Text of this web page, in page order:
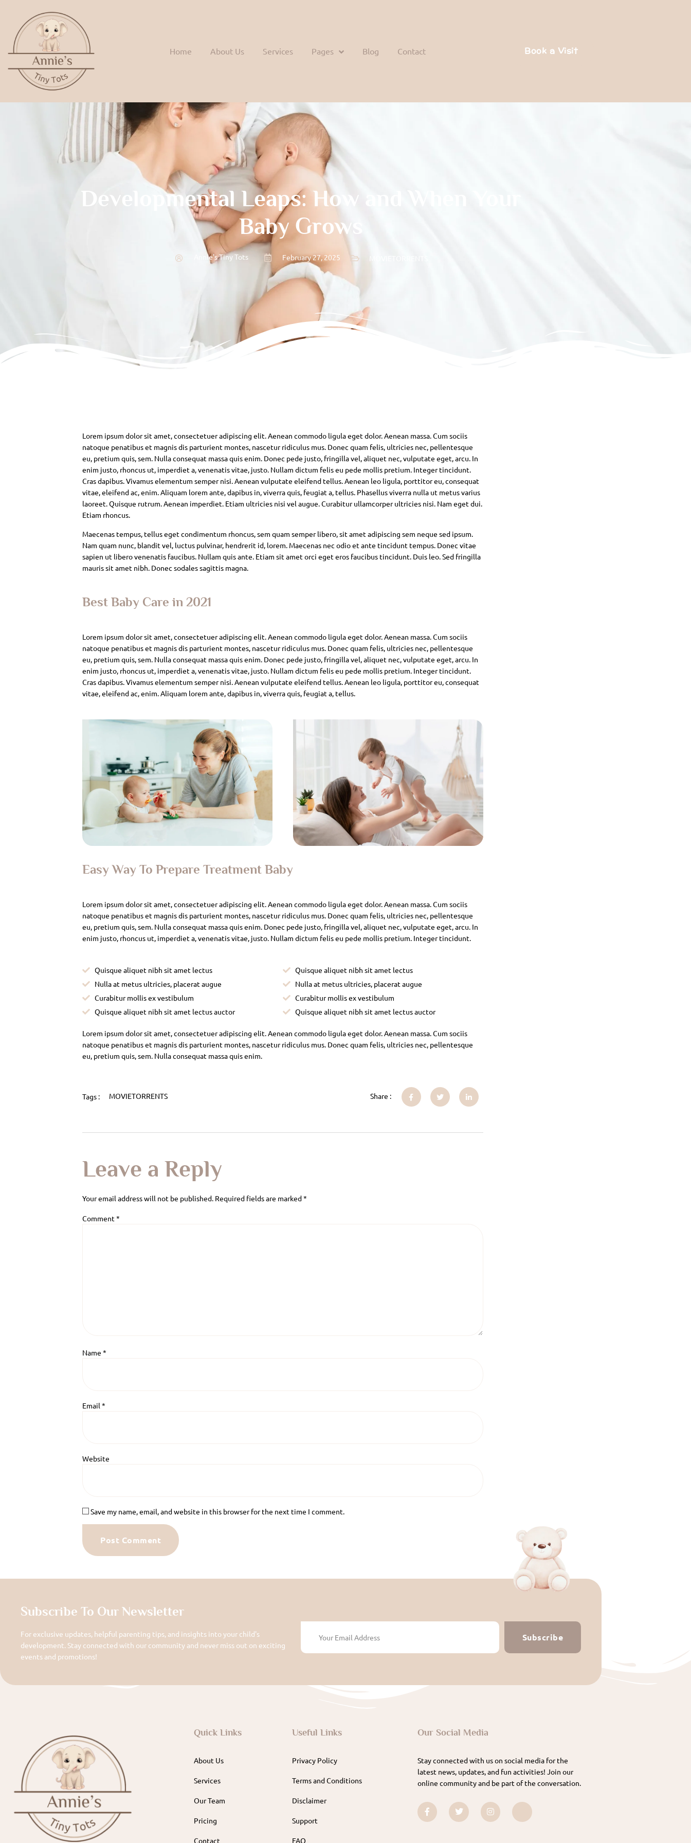
Home About Us Services Pages Blog Contact Book a Visit
Developmental Leaps: How and When Your
Baby Grows
Annie's Tiny Tots February 27, 2025
Lorem ipsum dolor sit amet, consectetuer adipiscing elit. Aenean commodo ligula eget dolor. Aenean massa. Cum sociis
natoque penatibus et magnis dis parturient montes, nascetur ridiculus mus. Donec quam felis, ultricies nec, pellentesque
eu, pretium quis, sem. Nulla consequat massa quis enim. Donec pede justo, fringilla vel, aliquet nec, vulputate eget, arcu. In
enim justo, rhoncus ut, imperdiet a, venenatis vitae, justo. Nullam dictum felis eu pede mollis pretium. Integer tincidunt.
Cras dapibus. Vivamus elementum semper nisi. Aenean vulputate eleifend tellus. Aenean leo ligula, porttitor eu, consequat
vitae, eleifend ac, enim. Aliquam lorem ante, dapibus in, viverra quis, feugiat a, tellus. Phasellus viverra nulla ut metus varius
laoreet. Quisque rutrum. Aenean imperdiet. Etiam ultricies nisi vel augue. Curabitur ullamcorper ultricies nisi. Nam eget dui.
Etiam rhoncus.
Maecenas tempus, tellus eget condimentum rhoncus, sem quam semper libero, sit amet adipiscing sem neque sed ipsum.
Nam quam nunc, blandit vel, luctus pulvinar, hendrerit id, lorem. Maecenas nec odio et ante tincidunt tempus. Donec vitae
sapien ut libero venenatis faucibus. Nullam quis ante. Etiam sit amet orci eget eros faucibus tincidunt. Duis leo. Sed fringilla
mauris sit amet nibh. Donec sodales sagittis magna.
Best Baby Care in 2021
Lorem ipsum dolor sit amet, consectetuer adipiscing elit. Aenean commodo ligula eget dolor. Aenean massa. Cum sociis
natoque penatibus et magnis dis parturient montes, nascetur ridiculus mus. Donec quam felis, ultricies nec, pellentesque
eu, pretium quis, sem. Nulla consequat massa quis enim. Donec pede justo, fringilla vel, aliquet nec, vulputate eget, arcu. In
enim justo, rhoncus ut, imperdiet a, venenatis vitae, justo. Nullam dictum felis eu pede mollis pretium. Integer tincidunt.
Cras dapibus. Vivamus elementum semper nisi. Aenean vulputate eleifend tellus. Aenean leo ligula, porttitor eu, consequat
vitae, eleifend ac, enim. Aliquam lorem ante, dapibus in, viverra quis, feugiat a, tellus.
Easy Way To Prepare Treatment Baby
Lorem ipsum dolor sit amet, consectetuer adipiscing elit. Aenean commodo ligula eget dolor. Aenean massa. Cum sociis
natoque penatibus et magnis dis parturient montes, nascetur ridiculus mus. Donec quam felis, ultricies nec, pellentesque
eu, pretium quis, sem. Nulla consequat massa quis enim. Donec pede justo, fringilla vel, aliquet nec, vulputate eget, arcu. In
enim justo, rhoncus ut, imperdiet a, venenatis vitae, justo. Nullam dictum felis eu pede mollis pretium. Integer tincidunt.
Quisque aliquet nibh sit amet lectus
Nulla at metus ultricies, placerat augue
Curabitur mollis ex vestibulum
Quisque aliquet nibh sit amet lectus auctor
Quisque aliquet nibh sit amet lectus
Nulla at metus ultricies, placerat augue
Curabitur mollis ex vestibulum
Quisque aliquet nibh sit amet lectus auctor
Lorem ipsum dolor sit amet, consectetuer adipiscing elit. Aenean commodo ligula eget dolor. Aenean massa. Cum sociis
natoque penatibus et magnis dis parturient montes, nascetur ridiculus mus. Donec quam felis, ultricies nec, pellentesque
eu, pretium quis, sem. Nulla consequat massa quis enim.
Tags : MOVIETORRENTS Share :
Leave a Reply
Your email address will not be published. Required fields are marked*
Comment*
Name *
Email *
Website
Save my name, email, and website in this browser for the next time I comment.
Subscribe To Our Newsletter
For exclusive updates, helpful parenting tips, and insights into your child's
development. Stay connected with our community and never miss out on exciting
events and promotions!
Subscribe
Quick Links
About Us
Services
Our Team
Pricing
Contact
Useful Links
Privacy Policy
Terms and Conditions
Disclaimer
Support
FAQ
Our Social Media
Stay connected with us on social media for the
latest news, updates, and fun activities! Join our
online community and be part of the conversation.